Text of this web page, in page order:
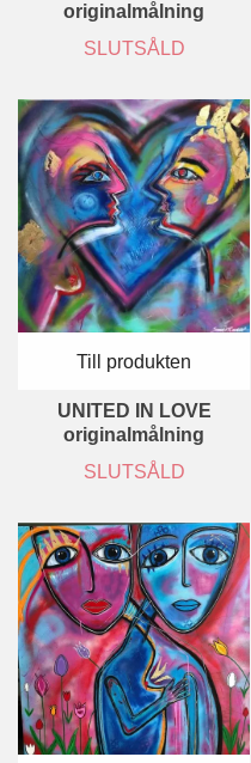
originalmålning
SLUTSÅLD
Till produkten
UNITED IN LOVE
originalmålning
SLUTSÅLD